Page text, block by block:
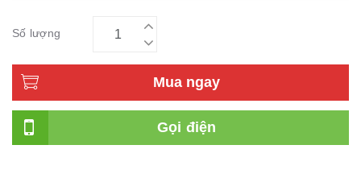
Số lượng
Mua ngay
Gọi điện